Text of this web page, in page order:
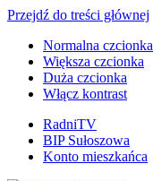
Przejdź do treści głównej
Normalna czcionka
Większa czcionka
Duża czcionka
Włącz kontrast
RadniTV
BIP Sułoszowa
Konto mieszkańca